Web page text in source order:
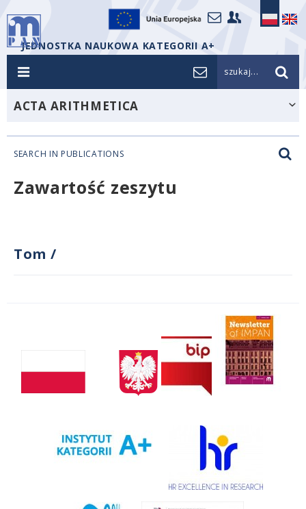
JEDNOSTKA NAUKOWA KATEGORII A+
szukaj...
ACTA ARITHMETICA
SEARCH IN PUBLICATIONS
Zawartość zeszytu
Tom /